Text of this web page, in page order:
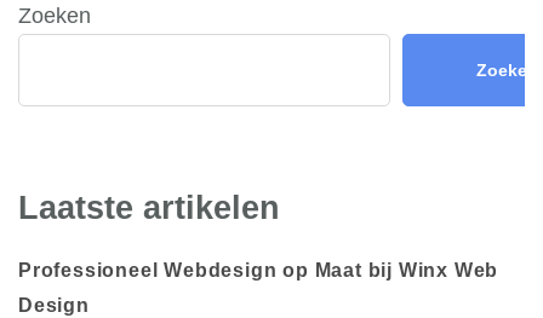
Zoeken
Zoeken
Laatste artikelen
Professioneel Webdesign op Maat bij Winx Web
Design